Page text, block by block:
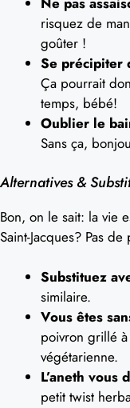
risquez de
goûter !
Se précipiter
Ça pourrait
temps, bébé!
Oublier le
Sans ça,
Alternatives &
Bon, on le sait: la vie
Saint-Jacques? Pas
Substituez
similaire.
Vous êtes
poivron grillé
végétarienne.
L’aneth vous
petit twist